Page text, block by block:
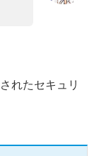
れたセキュリ